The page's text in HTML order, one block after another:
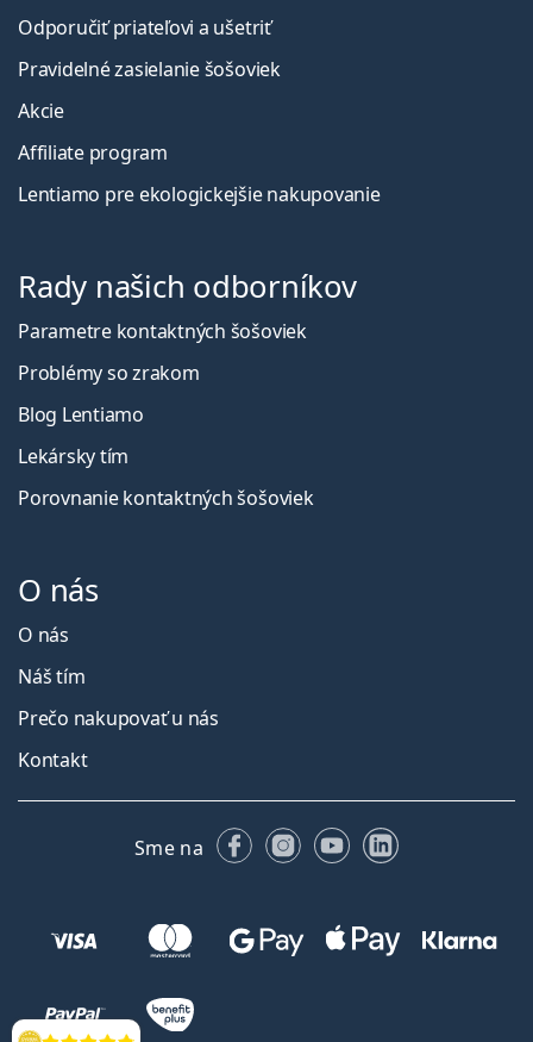
Odporučiť priateľovi a ušetriť
Pravidelné zasielanie šošoviek
Akcie
Affiliate program
Lentiamo pre ekologickejšie nakupovanie
Rady našich odborníkov
Parametre kontaktných šošoviek
Problémy so zrakom
Blog Lentiamo
Lekársky tím
Porovnanie kontaktných šošoviek
O nás
O nás
Náš tím
Prečo nakupovať u nás
Kontakt
Sme na FacebookuInstagrame
YouTubeLinkedIn